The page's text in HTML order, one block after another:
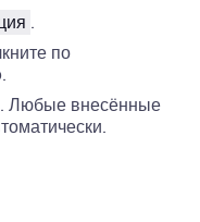
.
по
.
. Любые внесённые